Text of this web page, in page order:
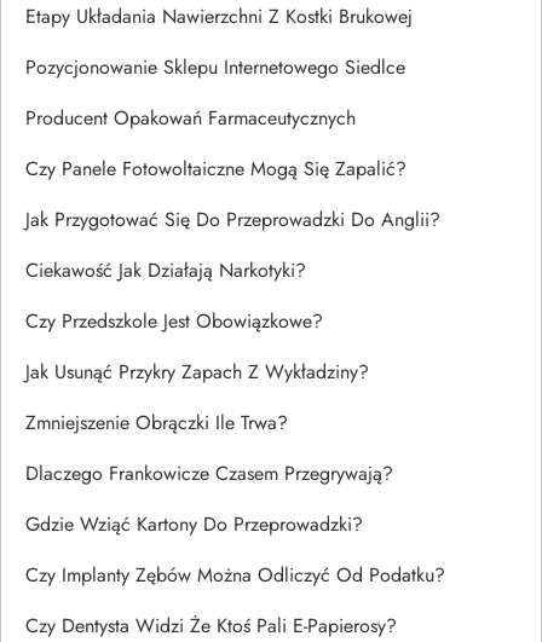
Etapy Układania Nawierzchni Z Kostki Brukowej
Pozycjonowanie Sklepu Internetowego Siedlce
Producent Opakowań Farmaceutycznych
Czy Panele Fotowoltaiczne Mogą Się Zapalić?
Jak Przygotować Się Do Przeprowadzki Do Anglii?
Ciekawość Jak Działają Narkotyki?
Czy Przedszkole Jest Obowiązkowe?
Jak Usunąć Przykry Zapach Z Wykładziny?
Zmniejszenie Obrączki Ile Trwa?
Dlaczego Frankowicze Czasem Przegrywają?
Gdzie Wziąć Kartony Do Przeprowadzki?
Czy Implanty Zębów Można Odliczyć Od Podatku?
Czy Dentysta Widzi Że Ktoś Pali E-Papierosy?